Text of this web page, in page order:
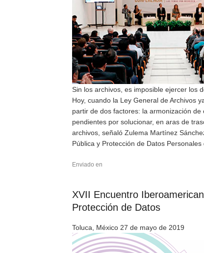
Sin los archivos, es imposible ejercer los
Hoy, cuando la Ley General de Archivos
partir de dos factores: la armonización
pendientes por solucionar, en aras de
archivos, señaló Zulema Martínez
Pública y Protección de Datos
Enviado en
XVII Encuentro
Protección de Datos
Toluca, México 27 de mayo de 2019